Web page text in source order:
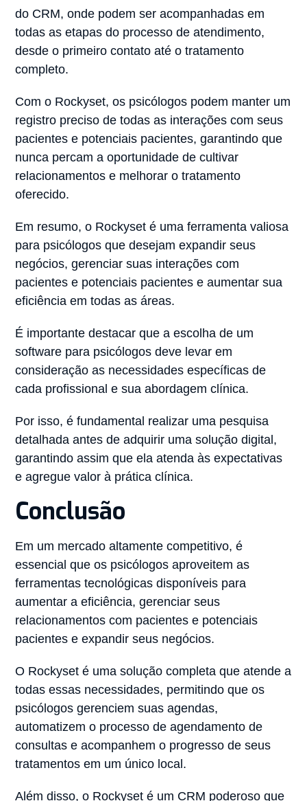
do CRM, onde podem ser acompanhadas em
todas as etapas do processo de atendimento,
desde o primeiro contato até o tratamento
completo.
Com o Rockyset, os psicólogos podem manter um
registro preciso de todas as interações com seus
pacientes e potenciais pacientes, garantindo que
nunca percam a oportunidade de cultivar
relacionamentos e melhorar o tratamento
oferecido.
Em resumo, o Rockyset é uma ferramenta valiosa
para psicólogos que desejam expandir seus
negócios, gerenciar suas interações com
pacientes e potenciais pacientes e aumentar sua
eficiência em todas as áreas.
É importante destacar que a escolha de um
software para psicólogos deve levar em
consideração as necessidades específicas de
cada profissional e sua abordagem clínica.
Por isso, é fundamental realizar uma pesquisa
detalhada antes de adquirir uma solução digital,
garantindo assim que ela atenda às expectativas
e agregue valor à prática clínica.
Conclusão
Em um mercado altamente competitivo, é
essencial que os psicólogos aproveitem as
ferramentas tecnológicas disponíveis para
aumentar a eficiência, gerenciar seus
relacionamentos com pacientes e potenciais
pacientes e expandir seus negócios.
O Rockyset é uma solução completa que atende a
todas essas necessidades, permitindo que os
psicólogos gerenciem suas agendas,
automatizem o processo de agendamento de
consultas e acompanhem o progresso de seus
tratamentos em um único local.
Além disso, o Rockyset é um CRM poderoso que